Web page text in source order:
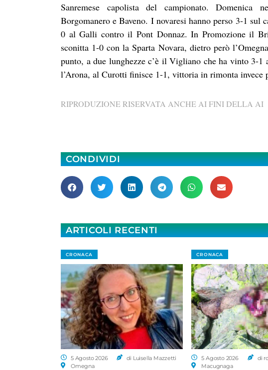
Sanremese capolista del campionato. Domenica
Borgomanero e Baveno. I novaresi hanno perso 3-1 sul
0 al Galli contro il Pont Donnaz. In Promozione il
sconitta 1-0 con la Sparta Novara, dietro però
punto, a due lunghezze c’è il Vigliano che ha vinto 3-
l’Arona, al Curotti finisce 1-1, vittoria in rimonta
RIPRODUZIONE RISERVATA ANCHE AI FINI DELLA AI
CONDIVIDI
ARTICOLI RECENTI
CRONACA
5 Agosto 2026
di Luisella Mazzetti
Omegna
CRONACA
5 Agosto 2026
di
Macugnaga